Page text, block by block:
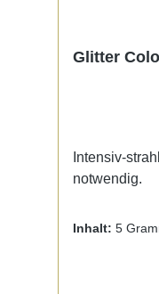
Glitter
Intensiv-
notwendig.
Inhalt: 5